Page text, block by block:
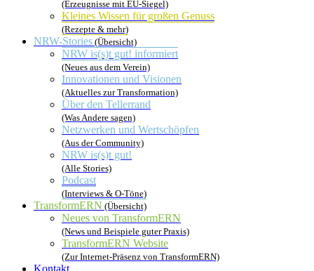
(Erzeugnisse mit EU-Siegel)
Kleines Wissen für großen Genuss
(Rezepte & mehr)
NRW-Stories (Übersicht)
NRW is(s)t gut! informiert
(Neues aus dem Verein)
Innovationen und Visionen
(Aktuelles zur Transformation)
Über den Tellerrand
(Was Andere sagen)
Netzwerken und Wertschöpfen
(Aus der Community)
NRW is(s)t gut!
(Alle Stories)
Podcast
(Interviews & O-Töne)
TransformERN (Übersicht)
Neues von TransformERN
(News und Beispiele guter Praxis)
TransformERN Website
(Zur Internet-Präsenz von TransformERN)
Kontakt